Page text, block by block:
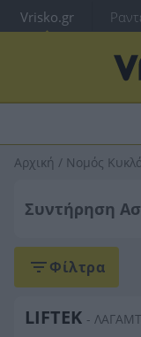
Vrisko.gr
Αρχική / Νομός
Συντήρηση
Φίλτρα
LIFTEK -